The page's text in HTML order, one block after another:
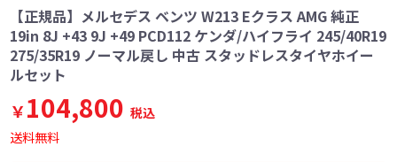
【正規品】メルセデス ベンツ W213 Eクラス AMG 純正
19in 8J +43 9J +49 PCD112 ケンダ/ハイフライ 245/40R19
275/35R19 ノーマル戻し 中古 スタッドレスタイヤホイー
ルセット
￥104,800 税込
送料無料